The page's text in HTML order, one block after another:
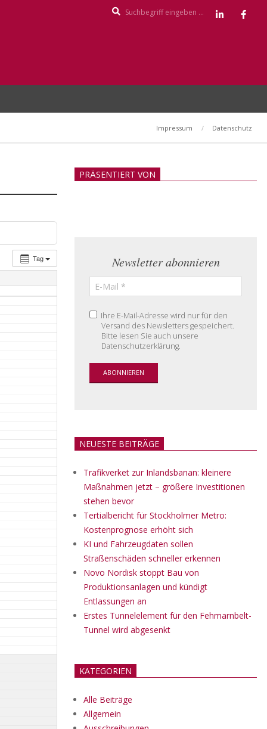
Impressum Datenschutz
Tag
PRÄSENTIERT VON
Newsletter abonnieren
Ihre E-Mail-Adresse wird nur für den
Versand des Newsletters gespeichert.
Bitte lesen Sie auch unsere
Datenschutzerklärung.
NEUESTE BEITRÄGE
Trafikverket zur Inlandsbanan: kleinere
Maßnahmen jetzt – größere Investitionen
stehen bevor
Tertialbericht für Stockholmer Metro:
Kostenprognose erhöht sich
KI und Fahrzeugdaten sollen
Straßenschäden schneller erkennen
Novo Nordisk stoppt Bau von
Produktionsanlagen und kündigt
Entlassungen an
Erstes Tunnelelement für den Fehmarnbelt-
Tunnel wird abgesenkt
KATEGORIEN
Alle Beiträge
Allgemein